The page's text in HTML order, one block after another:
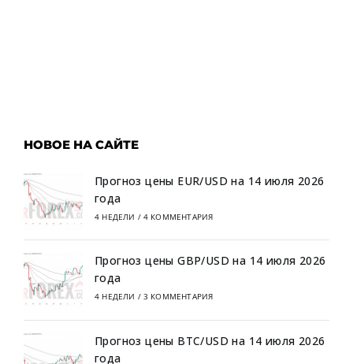
НОВОЕ НА САЙТЕ
Прогноз цены EUR/USD на 14 июля 2026
года
4 НЕДЕЛИ / 4 КОММЕНТАРИЯ
Прогноз цены GBP/USD на 14 июля 2026
года
4 НЕДЕЛИ / 3 КОММЕНТАРИЯ
Прогноз цены BTC/USD на 14 июля 2026
года